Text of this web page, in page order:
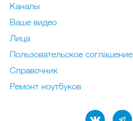
Каналы
Ваше видео
Лица
Пользовательское соглашение
Справочник
Ремонт нoутбуков